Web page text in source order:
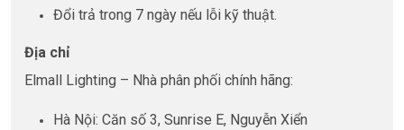
Đổi trả trong 7 ngày nếu lỗi kỹ thuật.
Địa chỉ
Elmall Lighting – Nhà phân phối chính hãng:
Hà Nội: Căn số 3, Sunrise E, Nguyễn Xiển